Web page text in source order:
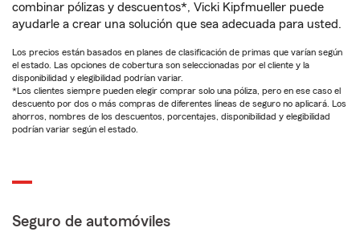
combinar pólizas y descuentos*, Vicki Kipfmueller puede
ayudarle a crear una solución que sea adecuada para usted.
Los precios están basados en planes de clasificación de primas que varían según
el estado. Las opciones de cobertura son seleccionadas por el cliente y la
disponibilidad y elegibilidad podrían variar.
*Los clientes siempre pueden elegir comprar solo una póliza, pero en ese caso el
descuento por dos o más compras de diferentes líneas de seguro no aplicará. Los
ahorros, nombres de los descuentos, porcentajes, disponibilidad y elegibilidad
podrían variar según el estado.
Seguro de automóviles